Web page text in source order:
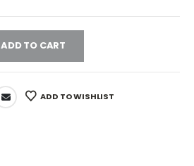
ADD TO CART
ADD TO WISHLIST